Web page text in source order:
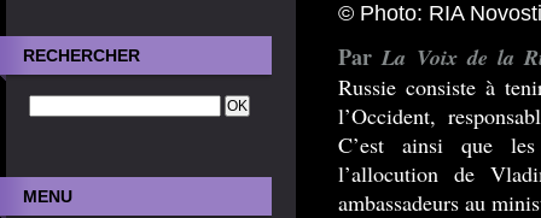
RECHERCHER
MENU
© Photo: RIA
ParLa Voix de la
Russie consiste à
l’Occident,
C’est ainsi que les
l’allocution de
ambassadeurs au